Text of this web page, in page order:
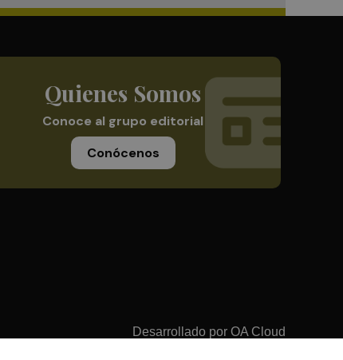
Quienes Somos
Conoce al grupo editorial
Conócenos
Desarrollado por OA Cloud